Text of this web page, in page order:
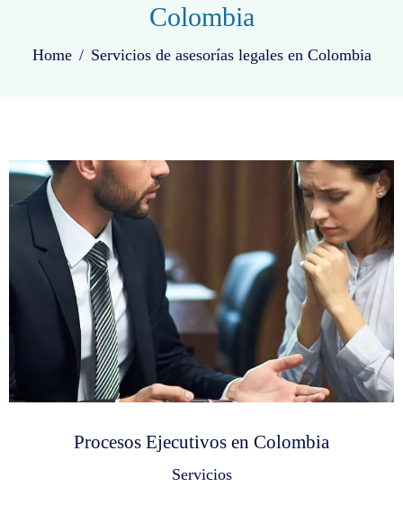
Colombia
Home Servicios de asesorías legales en Colombia
Procesos Ejecutivos en Colombia
Servicios